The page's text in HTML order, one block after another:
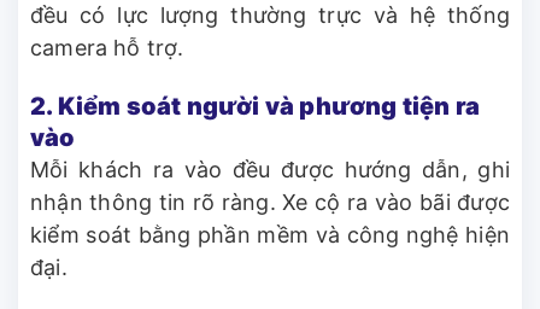
đều có lực lượng thường trực và hệ thống
camera hỗ trợ.
2. Kiểm soát người và phương tiện ra
vào
Mỗi khách ra vào đều được hướng dẫn, ghi
nhận thông tin rõ ràng. Xe cộ ra vào bãi được
kiểm soát bằng phần mềm và công nghệ hiện
đại.